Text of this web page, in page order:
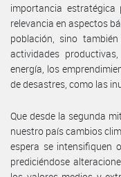
importancia
relevancia en aspectos
población, sino
actividades
energía, los
de desastres, como las
Que desde la segunda
nuestro país cambios
espera se intensifiquen
prediciéndose